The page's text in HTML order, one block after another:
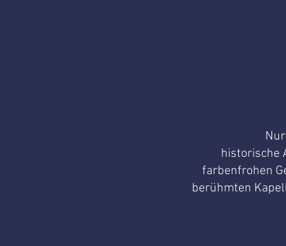
historische
farbenfrohen
berühmten